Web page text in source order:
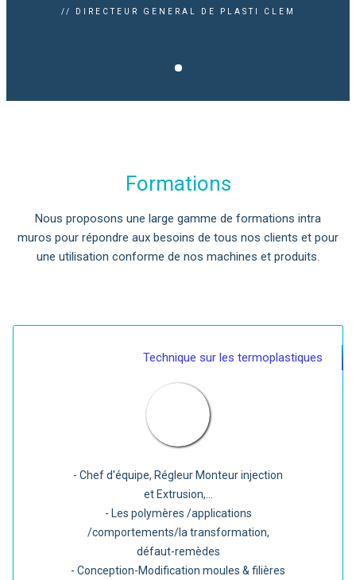
// DIRECTEUR GENERAL DE PLASTI CLEM
Formations
Nous proposons une large gamme de formations intra
muros pour répondre aux besoins de tous nos clients et pour
une utilisation conforme de nos machines et produits.
- Chef d'équipe, Régleur Monteur injection
et Extrusion,...
- Les polymères /applications
/comportements/la transformation,
défaut-remèdes
- Conception-Modification moules & filières
Technique sur les termoplastiques